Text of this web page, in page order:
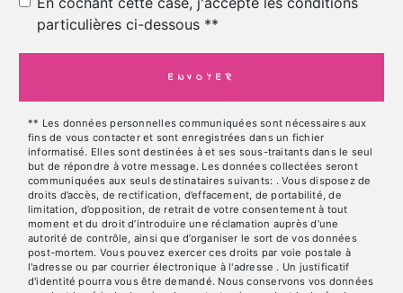
particulières ci-dessous **
ENVOYER
** Les données personnelles communiquées sont nécessaires aux
fins de vous contacter et sont enregistrées dans un fichier
informatisé. Elles sont destinées à et ses sous-traitants dans le seul
but de répondre à votre message. Les données collectées seront
communiquées aux seuls destinataires suivants: . Vous disposez de
droits d’accès, de rectification, d’effacement, de portabilité, de
limitation, d’opposition, de retrait de votre consentement à tout
moment et du droit d’introduire une réclamation auprès d’une
autorité de contrôle, ainsi que d’organiser le sort de vos données
post-mortem. Vous pouvez exercer ces droits par voie postale à
l'adresse ou par courrier électronique à l'adresse . Un justificatif
d'identité pourra vous être demandé. Nous conservons vos données